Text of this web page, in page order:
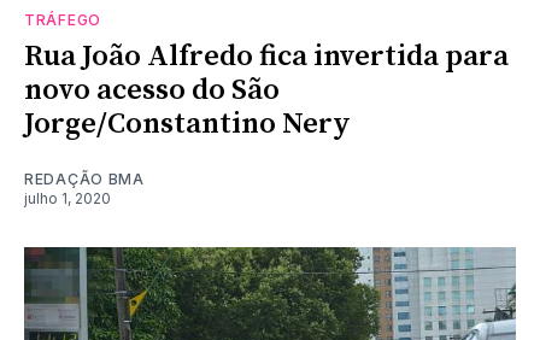
TRÁFEGO
Rua João Alfredo fica invertida para
novo acesso do São
Jorge/Constantino Nery
REDAÇÃO BMA
julho 1, 2020